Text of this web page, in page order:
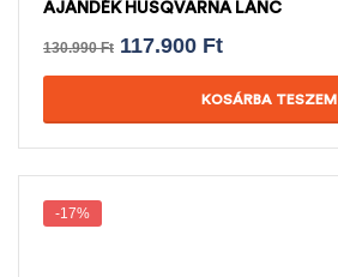
AJÁNDÉK HUSQVARNA LÁNC
130.990Ft 117.900 Ft
KOSÁRBA TESZEM
-17%